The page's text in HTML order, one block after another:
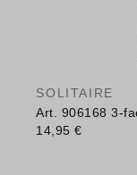
SOLITAIRE
Art. 906168 3-
14,95 €